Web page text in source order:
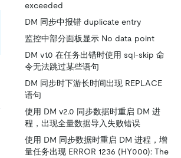
exceeded
DM 同步中报错 duplicate entry
监控中部分面板显示 No data point
DM v1.0 在任务出错时使用 sql-skip 命
令无法跳过某些语句
DM 同步时下游长时间出现 REPLACE
语句
使用 DM v2.0 同步数据时重启 DM 进
程，出现全量数据导入失败错误
使用 DM 同步数据时重启 DM 进程，增
量任务出现 ERROR 1236 (HY000): The